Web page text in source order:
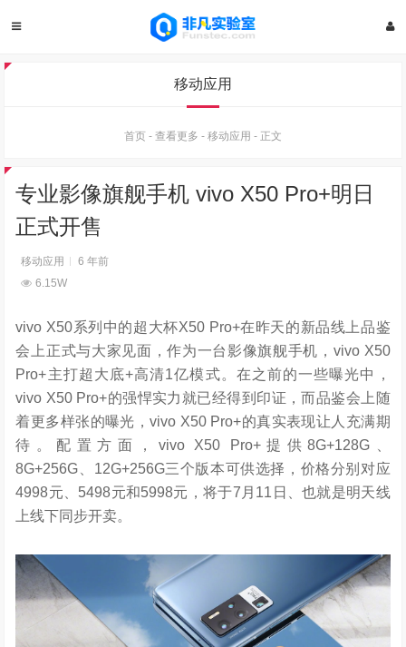
移动应用
首页 - 查看更多 - 移动应用 - 正文
专业影像旗舰手机 vivo X50 Pro+明日
正式开售
移动应用
6 年前
6.15W
vivo X50系列中的超大杯X50 Pro+在昨天的新品线上品鉴
会上正式与大家见面，作为一台影像旗舰手机，vivo X50
Pro+主打超大底+高清1亿模式。在之前的一些曝光中，
vivo X50 Pro+的强悍实力就已经得到印证，而品鉴会上随
着更多样张的曝光，vivo X50 Pro+的真实表现让人充满期
待。配置方面，vivo X50 Pro+提供8G+128G、
8G+256G、12G+256G三个版本可供选择，价格分别对应
4998元、5498元和5998元，将于7月11日、也就是明天线
上线下同步开卖。